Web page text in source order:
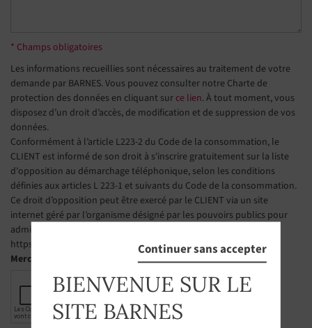
* Champs obligatoires
Les informations recueillies sont nécessaires au traitement de votre
demande par BARNES. Vous pouvez consulter notre Charte de
protection des données en cliquant surce lien. À tout moment, vous
disposez d’un droit d’accès, de modification et de suppression de vos
données.
Conformément à l’article L223-2 du Code de la consommation, le
CLIENT est informé de son droit à s'inscrire gratuitement sur la liste
d'opposition au démarchage téléphonique, selon les conditions
définies aux articles L 223-1 et suivants du Code de la consommation.
Ce droit d’opposition peut être exercé par le CLIENT via un site
internet géré par l’organisme désigné par les pouvoirs publics pour
administrer cette liste. L’adresse du site est la suivante :
https://www.bloctel.gouv.fr
Merci de cocher la case
Continuer sans accepter
BIENVENUE SUR LE
SITE BARNES